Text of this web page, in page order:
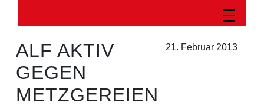
21. Februar 2013
ALF AKTIV
GEGEN
METZGEREIEN